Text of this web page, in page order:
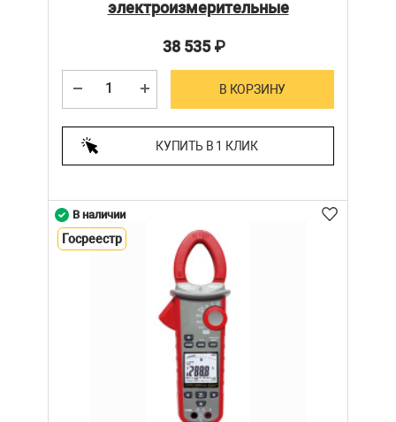
электроизмерительные
38 535₽
В КОРЗИНУ
КУПИТЬ В 1 КЛИК
В наличии
Госреестр